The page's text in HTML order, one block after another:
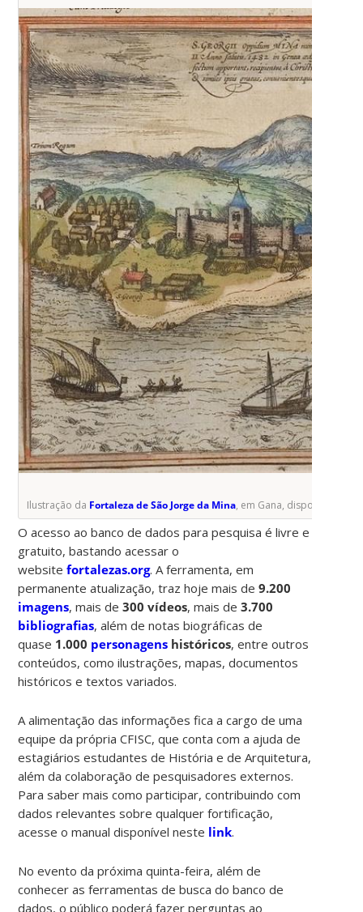
Ilustração da Fortaleza de São Jorge da Mina, em Gana, disponível no
O acesso ao banco de dados para pesquisa é livre e
gratuito, bastando acessar o
websitefortalezas.org. A ferramenta, em
permanente atualização, traz hoje mais de9.200
imagens, mais de300 vídeos, mais de3.700
bibliografias, além de notas biográficas de
quase 1.000 personagens históricos, entre outros
conteúdos, como ilustrações, mapas, documentos
históricos e textos variados.
A alimentação das informações fica a cargo de uma
equipe da própria CFISC, que conta com a ajuda de
estagiários estudantes de História e de Arquitetura,
além da colaboração de pesquisadores externos.
Para saber mais como participar, contribuindo com
dados relevantes sobre qualquer fortificação,
acesse o manual disponível neste link.
No evento da próxima quinta-feira, além de
conhecer as ferramentas de busca do banco de
dados, o público poderá fazer perguntas ao